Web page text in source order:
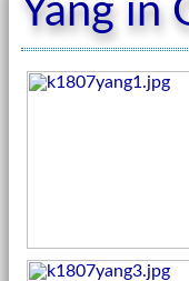
Yang in